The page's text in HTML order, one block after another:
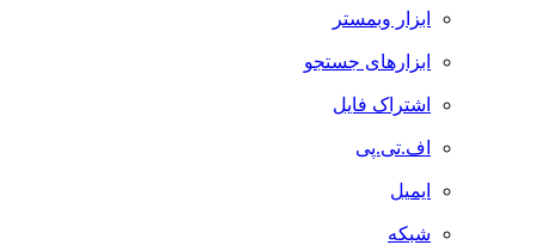
ابزار وبمستر
ابزارهای جستجو
اشتراک فایل
اف.تی.پی
ایمیل
شبکه